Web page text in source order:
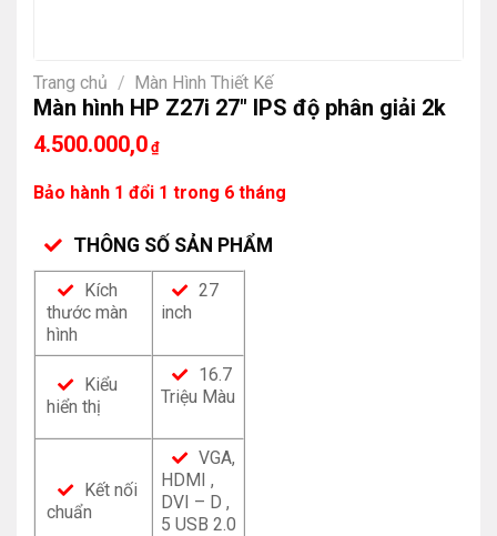
Trang chủ / Màn Hình Thiết Kế
Màn hình HP Z27i 27″ IPS độ phân giải 2k
4.500.000,0 ₫
Bảo hành 1 đổi 1 trong 6 tháng
THÔNG SỐ SẢN PHẨM
Kích
thước màn
hình
27
inch
Kiểu
hiển thị
16.7
Triệu Màu
Kết nối
chuẩn
VGA,
HDMI ,
DVI – D ,
5 USB 2.0